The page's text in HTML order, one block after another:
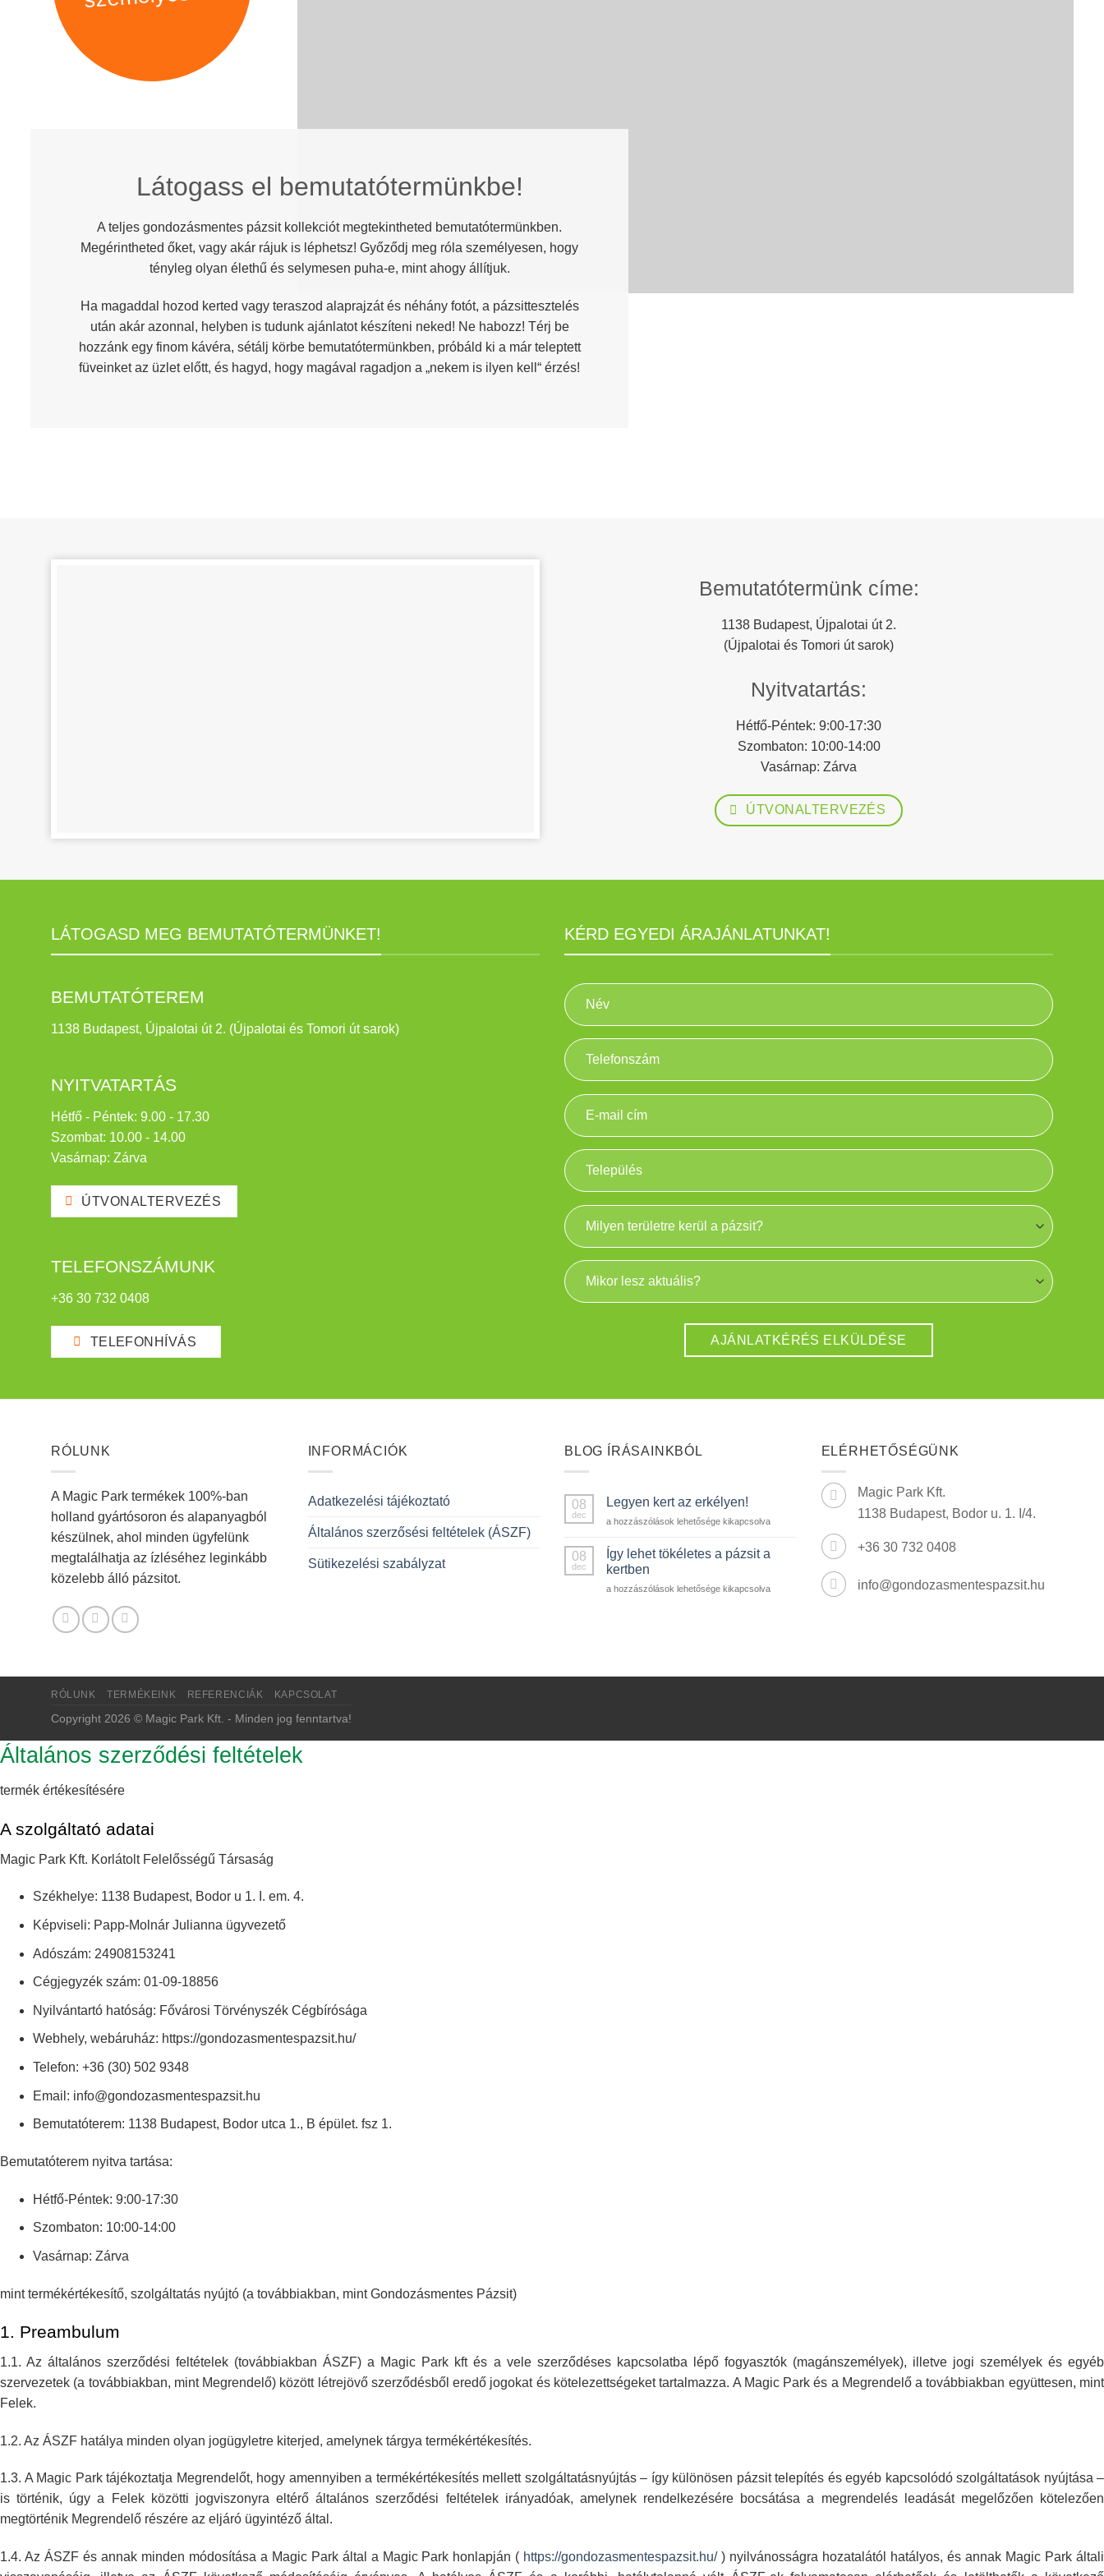
Látogass el bemutatótermünkbe!
A teljes gondozásmentes pázsit kollekciót megtekintheted bemutatótermünkben.
Megérintheted őket, vagy akár rájuk is léphetsz! Győződj meg róla személyesen, hogy
tényleg olyan élethű és selymesen puha-e, mint ahogy állítjuk.
Ha magaddal hozod kerted vagy teraszod alaprajzát és néhány fotót, a pázsittesztelés
után akár azonnal, helyben is tudunk ajánlatot készíteni neked! Ne habozz! Térj be
hozzánk egy finom kávéra, sétálj körbe bemutatótermünkben, próbáld ki a már teleptett
füveinket az üzlet előtt, és hagyd, hogy magával ragadjon a „nekem is ilyen kell“ érzés!
Bemutatótermünk címe:
1138 Budapest, Újpalotai út 2.
(Újpalotai és Tomori út sarok)
Nyitvatartás:
Hétfő-Péntek: 9:00-17:30
Szombaton: 10:00-14:00
Vasárnap: Zárva
ÚTVONALTERVEZÉS
LÁTOGASD MEG BEMUTATÓTERMÜNKET!
BEMUTATÓTEREM
1138 Budapest, Újpalotai út 2. (Újpalotai és Tomori út sarok)
NYITVATARTÁS
Hétfő - Péntek: 9.00 - 17.30
Szombat: 10.00 - 14.00
Vasárnap: Zárva
ÚTVONALTERVEZÉS
TELEFONSZÁMUNK
+36 30 732 0408
TELEFONHÍVÁS
KÉRD EGYEDI ÁRAJÁNLATUNKAT!
RÓLUNK
A Magic Park termékek 100%-ban
holland gyártósoron és alapanyagból
készülnek, ahol minden ügyfelünk
megtalálhatja az ízléséhez leginkább
közelebb álló pázsitot.
INFORMÁCIÓK
Adatkezelési tájékoztató
Általános szerzősési feltételek (ÁSZF)
Sütikezelési szabályzat
BLOG ÍRÁSAINKBÓL
08
dec
Legyen kert az erkélyen!
Legyen
az
erkélyen!
bejegyzéshez
a hozzászólások lehetősége kikapcsolva
08
dec
Így lehet tökéletes a pázsit a
kertben
Így
a hozzászólások lehetősége kikapcsolva
ELÉRHETŐSÉGÜNK
Magic Park Kft.
1138 Budapest, Bodor u. 1. I/4.
+36 30 732 0408
info@gondozasmentespazsit.hu
RÓLUNK TERMÉKEINK REFERENCIÁK KAPCSOLAT
Copyright 2026 © Magic Park Kft. - Minden jog fenntartva!
Általános szerződési feltételek
termék értékesítésére
A szolgáltató adatai
Magic Park Kft. Korlátolt Felelősségű Társaság
Székhelye: 1138 Budapest, Bodor u 1. I. em. 4.
Képviseli: Papp-Molnár Julianna ügyvezető
Adószám: 24908153241
Cégjegyzék szám: 01-09-18856
Nyilvántartó hatóság: Fővárosi Törvényszék Cégbírósága
Webhely, webáruház: https://gondozasmentespazsit.hu/
Telefon: +36 (30) 502 9348
Email: info@gondozasmentespazsit.hu
Bemutatóterem: 1138 Budapest, Bodor utca 1., B épület. fsz 1.
Bemutatóterem nyitva tartása:
Hétfő-Péntek: 9:00-17:30
Szombaton: 10:00-14:00
Vasárnap: Zárva
mint termékértékesítő, szolgáltatás nyújtó (a továbbiakban, mint Gondozásmentes Pázsit)
1. Preambulum
1.1. Az általános szerződési feltételek (továbbiakban ÁSZF) a Magic Park kft és a vele szerződéses kapcsolatba lépő fogyasztók (magánszemélyek), illetve jogi személyek és egyéb
szervezetek (a továbbiakban, mintMegrendelő) között létrejövő szerződésből eredő jogokat éskötelezettségeket tartalmazza. A Magic Park és a Megrendelő a továbbiakban együttesen, mint
Felek.
1.2. Az ÁSZF hatálya minden olyan jogügyletre kiterjed, amelynek tárgya termékértékesítés.
1.3. A Magic Park tájékoztatja Megrendelőt, hogy amennyiben a termékértékesítés mellett szolgáltatásnyújtás – így különösen pázsittelepítés és egyéb kapcsolódó szolgáltatások nyújtása –
is történik, úgy a Felek közötti jogviszonyra eltérő általános szerződési feltételekirányadóak, amelynek rendelkezésére bocsátása a megrendelés leadásátmegelőzően kötelezően
megtörténik Megrendelő részére az eljáró ügyintéző által.
1.4. Az ÁSZF és annak minden módosítása a Magic Park által a Magic Park honlapján ( https://gondozasmentespazsit.hu/) nyilvánosságra hozatalától hatályos, és annak Magic Park általi